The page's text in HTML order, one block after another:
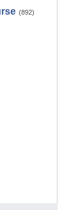
(892)